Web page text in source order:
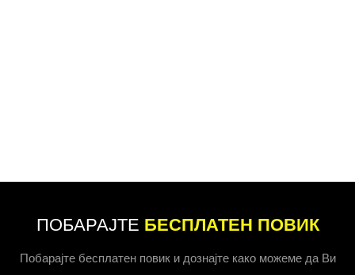
ПОБАРАЈТЕ БЕСПЛАТЕН ПОВИК
Побарајте бесплатен повик и дознајте како можеме да Ви